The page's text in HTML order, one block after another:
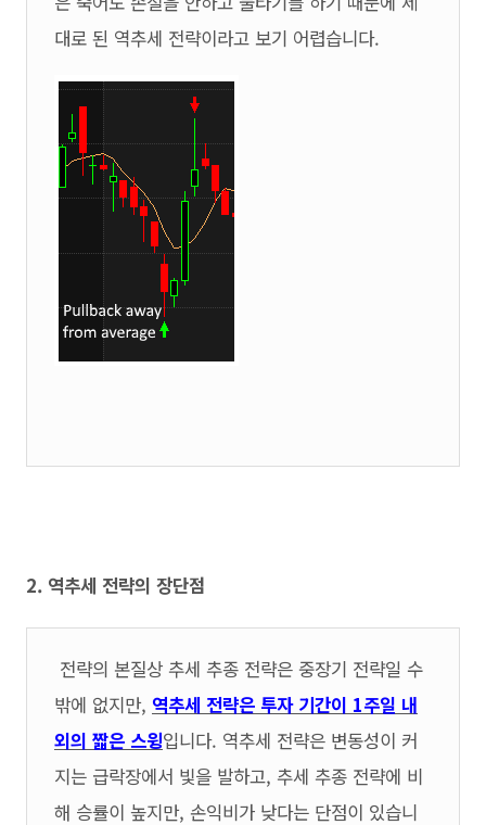
대로 된 역추세 전략이라고 보기 어렵습니다.
2. 역추세 전략의 장단점
전략의 본질상 추세 추종 전략은 중장기 전략일 수
밖에 없지만, 역추세 전략은 투자 기간이 1주일 내
외의 짧은 스윙입니다. 역추세 전략은 변동성이 커
지는 급락장에서 빛을 발하고, 추세 추종 전략에 비
해 승률이 높지만, 손익비가 낮다는 단점이 있습니